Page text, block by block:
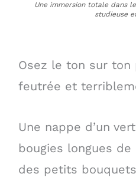
Une immersion totale dans
studieuse
Osez le ton sur ton
feutrée et
Une nappe d’un
bougies longues
des petits